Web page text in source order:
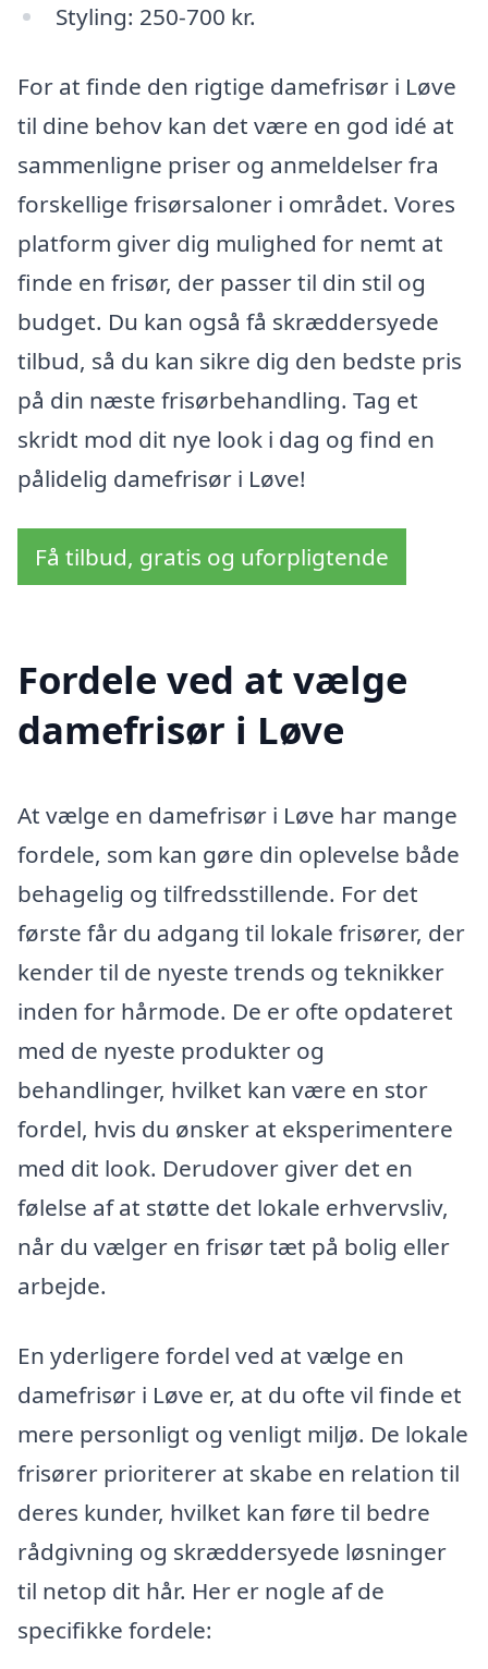
Styling: 250-700 kr.
For at finde den rigtige damefrisør i Løve
til dine behov kan det være en god idé at
sammenligne priser og anmeldelser fra
forskellige frisørsaloner i området. Vores
platform giver dig mulighed for nemt at
finde en frisør, der passer til din stil og
budget. Du kan også få skræddersyede
tilbud, så du kan sikre dig den bedste pris
på din næste frisørbehandling. Tag et
skridt mod dit nye look i dag og find en
pålidelig damefrisør i Løve!
Få tilbud, gratis og uforpligtende
Fordele ved at vælge
damefrisør i Løve
At vælge en damefrisør i Løve har mange
fordele, som kan gøre din oplevelse både
behagelig og tilfredsstillende. For det
første får du adgang til lokale frisører, der
kender til de nyeste trends og teknikker
inden for hårmode. De er ofte opdateret
med de nyeste produkter og
behandlinger, hvilket kan være en stor
fordel, hvis du ønsker at eksperimentere
med dit look. Derudover giver det en
følelse af at støtte det lokale erhvervsliv,
når du vælger en frisør tæt på bolig eller
arbejde.
En yderligere fordel ved at vælge en
damefrisør i Løve er, at du ofte vil finde et
mere personligt og venligt miljø. De lokale
frisører prioriterer at skabe en relation til
deres kunder, hvilket kan føre til bedre
rådgivning og skræddersyede løsninger
til netop dit hår. Her er nogle af de
specifikke fordele: